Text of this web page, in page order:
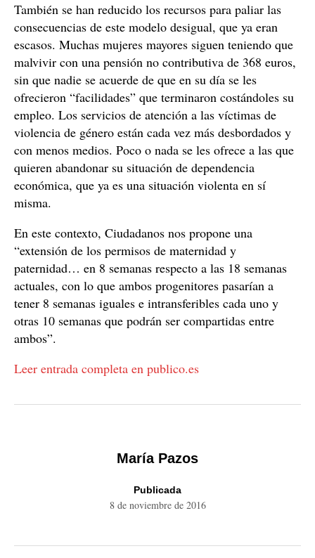
También se han reducido los recursos para paliar las
consecuencias de este modelo desigual, que ya eran
escasos. Muchas mujeres mayores siguen teniendo que
malvivir con una pensión no contributiva de 368 euros,
sin que nadie se acuerde de que en su día se les
ofrecieron “facilidades” que terminaron costándoles su
empleo. Los servicios de atención a las víctimas de
violencia de género están cada vez más desbordados y
con menos medios. Poco o nada se les ofrece a las que
quieren abandonar su situación de dependencia
económica, que ya es una situación violenta en sí
misma.
En este contexto, Ciudadanos nos propone una
“extensión de los permisos de maternidad y
paternidad… en 8 semanas respecto a las 18 semanas
actuales, con lo que ambos progenitores pasarían a
tener 8 semanas iguales e intransferibles cada uno y
otras 10 semanas que podrán ser compartidas entre
ambos”.
Leer entrada completa en publico.es
María Pazos
Publicada
8 de noviembre de 2016